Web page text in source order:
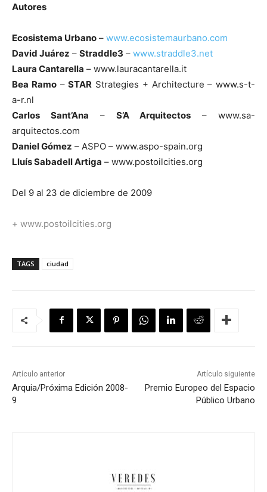
Autores
Ecosistema Urbano – www.ecosistemaurbano.com
David Juárez – Straddle3 – www.straddle3.net
Laura Cantarella – www.lauracantarella.it
Bea Ramo–STAR Strategies + Architecture – www.s-t-
a-r.nl
Carlos Sant’Ana – S’A Arquitectos – www.sa-
arquitectos.com
Daniel Gómez – ASPO – www.aspo-spain.org
Lluís Sabadell Artiga – www.postoilcities.org
Del 9 al 23 de diciembre de 2009
+ www.postoilcities.org
TAGS ciudad
Artículo anterior
Arquia/Próxima Edición 2008-
9
Artículo siguiente
Premio Europeo del Espacio
Público Urbano